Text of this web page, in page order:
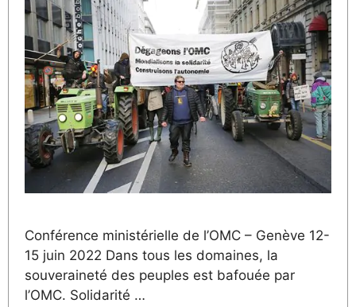
Conférence ministérielle de l’OMC – Genève 12-
15 juin 2022 Dans tous les domaines, la
souveraineté des peuples est bafouée par
l’OMC. Solidarité …